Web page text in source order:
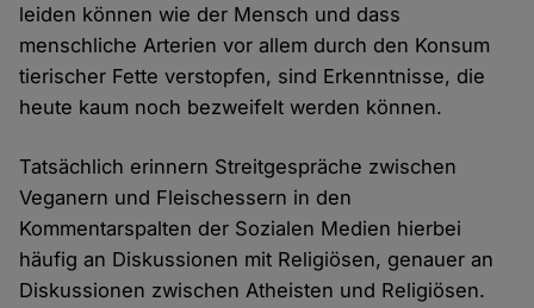
leiden können wie der Mensch und dass
menschliche Arterien vor allem durch den Konsum
tierischer Fette verstopfen, sind Erkenntnisse, die
heute kaum noch bezweifelt werden können.
Tatsächlich erinnern Streitgespräche zwischen
Veganern und Fleischessern in den
Kommentarspalten der Sozialen Medien hierbei
häufig an Diskussionen mit Religiösen, genauer an
Diskussionen zwischen Atheisten und Religiösen.